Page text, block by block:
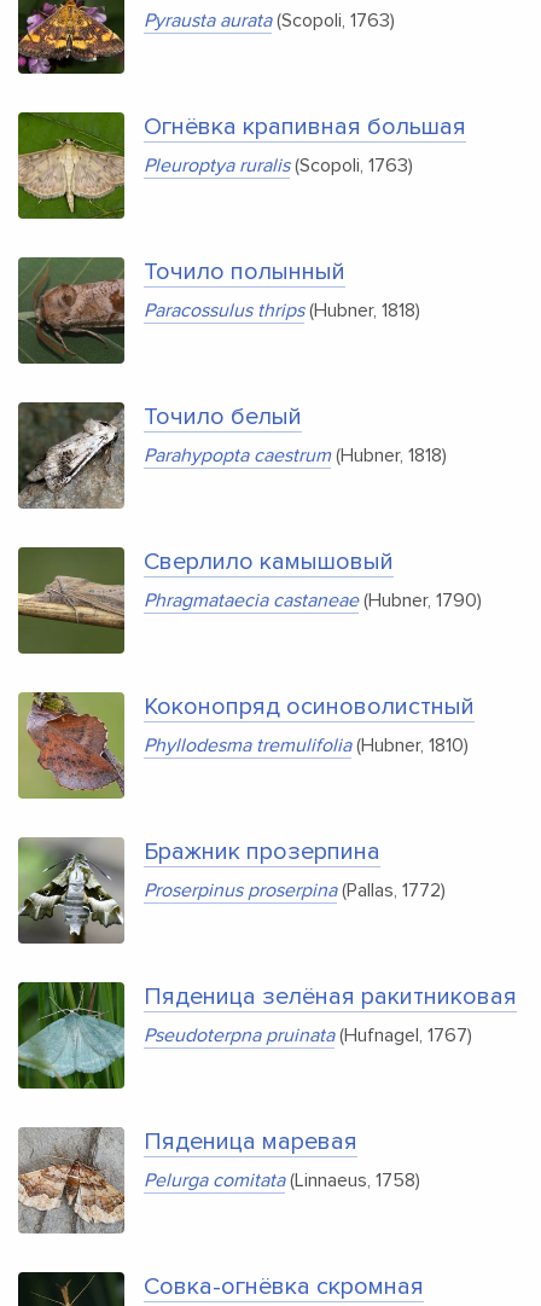
Pyrausta aurata(Scopoli, 1763)
Огнёвка крапивная большая
Pleuroptya ruralis(Scopoli, 1763)
Точило полынный
Paracossulus thrips(Hubner, 1818)
Точило белый
Parahypopta caestrum(Hubner, 1818)
Сверлило камышовый
Phragmataecia castaneae(Hubner, 1790)
Коконопряд осиноволистный
Phyllodesma tremulifolia(Hubner, 1810)
Бражник прозерпина
Proserpinus proserpina(Pallas, 1772)
Пяденица зелёная ракитниковая
Pseudoterpna pruinata(Hufnagel, 1767)
Пяденица маревая
Pelurga comitata(Linnaeus, 1758)
Совка-огнёвка скромная